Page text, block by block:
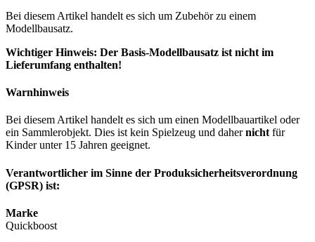
Bei diesem Artikel handelt es sich um Zubehör zu einem
Modellbausatz.
Wichtiger Hinweis: Der Basis-Modellbausatz ist nicht im
Lieferumfang enthalten!
Warnhinweis
Bei diesem Artikel handelt es sich um einen Modellbauartikel oder
ein Sammlerobjekt. Dies ist kein Spielzeug und dahernicht für
Kinder unter 15 Jahren geeignet.
Verantwortlicher im Sinne der Produksicherheitsverordnung
(GPSR) ist:
Marke
Quickboost